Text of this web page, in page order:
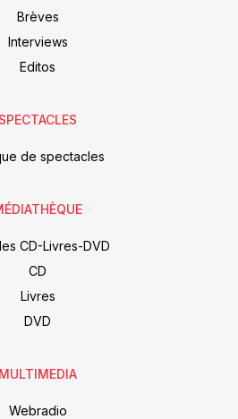
Brèves
Interviews
Editos
SPECTACLES
de spectacles
CD-Livres-DVD
CD
Livres
DVD
MULTIMEDIA
Webradio